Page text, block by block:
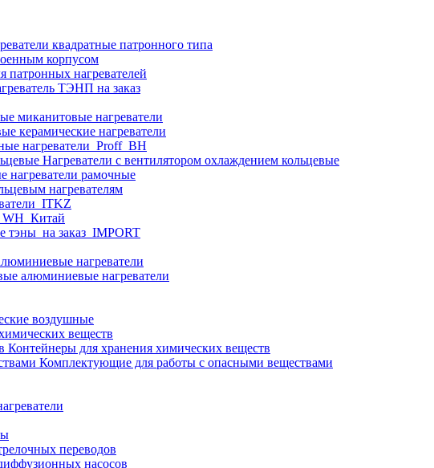
квадратные патронного типа
корпусом
патронных нагревателей
ТЭНП на заказ
миканитовые нагреватели
керамические нагреватели
нагреватели_Proff_BH
Нагреватели с вентилятором охлаждением кольцевые
нагреватели рамочные
нагревателям
тэны_на заказ_IMPORT
нагреватели
алюминиевые нагреватели
воздушные
веществ
Контейнеры для хранения химических веществ
Комплектующие для работы с опасными веществами
переводов
насосов